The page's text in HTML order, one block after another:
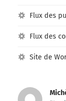
Flux des
Flux des
Site de